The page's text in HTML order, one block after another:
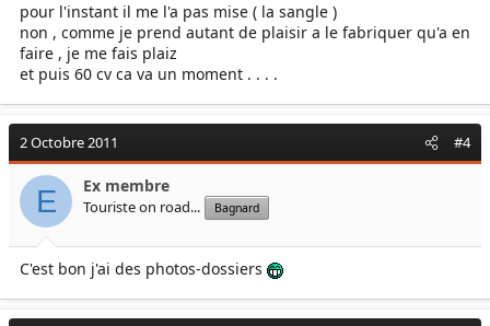
pour l'instant il me l'a pas mise ( la sangle )
non , comme je prend autant de plaisir a le fabriquer qu'a en
faire , je me fais plaiz
et puis 60 cv ca va un moment . . . .
2 Octobre 2011 #4
E Ex membre
Touriste on road... Bagnard
C'est bon j'ai des photos-dossiers